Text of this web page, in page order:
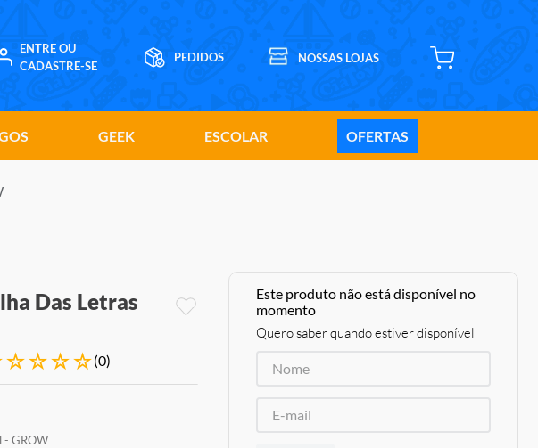
ENTRE OU
CADASTRE-SE
GEEK ESCOLAR OFERTAS
Das Letras
☆☆☆☆(0)
- GROW
Este produto não está disponível no
momento
Quero saber quando estiver disponível